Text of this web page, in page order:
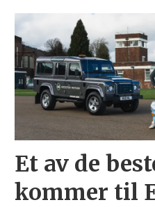
Et av de
kommer til